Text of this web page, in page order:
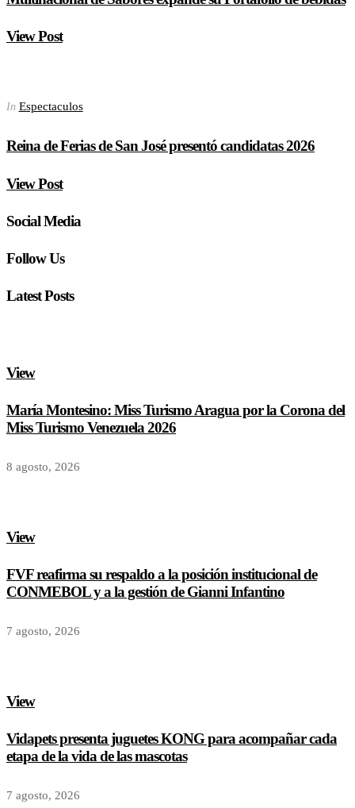
View Post
In Espectaculos
Reina de Ferias de San José presentó candidatas 2026
View Post
Social Media
Follow Us
Latest Posts
View
María Montesino: Miss Turismo Aragua por la Corona del
Miss Turismo Venezuela 2026
8 agosto, 2026
View
FVF reafirma su respaldo a la posición institucional de
CONMEBOL y a la gestión de Gianni Infantino
7 agosto, 2026
View
Vidapets presenta juguetes KONG para acompañar cada
etapa de la vida de las mascotas
7 agosto, 2026